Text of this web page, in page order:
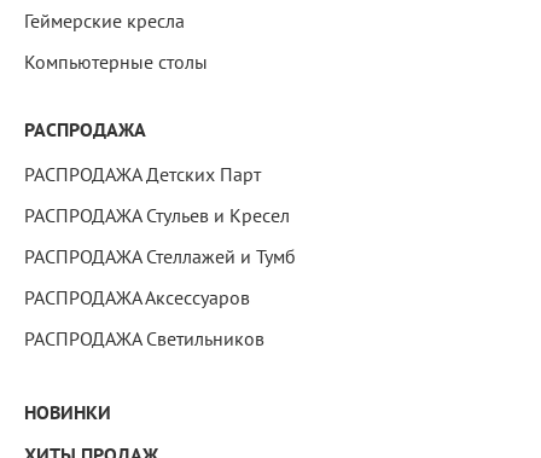
Геймерские кресла
Компьютерные столы
РАСПРОДАЖА
РАСПРОДАЖА Детских Парт
РАСПРОДАЖА Стульев и Кресел
РАСПРОДАЖА Стеллажей и Тумб
РАСПРОДАЖА Аксессуаров
РАСПРОДАЖА Светильников
НОВИНКИ